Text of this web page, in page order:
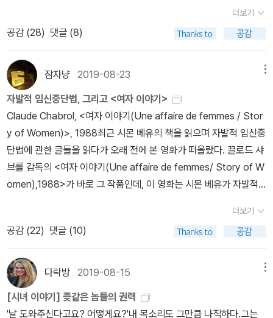
고 머리야!이 책 《앨저넌에게 꽃을》의 주인공 찰리 고든이 32살의 청
년이라니 우리 아들 생각이... 원래 32살이었는데 생일 안지나서 자긴
아직 30살이라고.. 좋단다!도서관에서 빌려 온 책이 잔뜩 밀려있다.
다 읽을 수 있을까? 원래 책은 산 책 중에 읽는거고 빌려 온 책 중에
골라 읽는 거랬다. 무조건 다 읽는건 아니지!《감정의 혼란》슈테판 츠
바이크의 이 책도 재미있으려나...기대를 갖고.《도롱뇽과의 전쟁》얼
마 전 플친님 서재에서 본 책인데 도서관에 있었다. 요즘은 무조건 도
서관 검색부터 실시~~~《시녀 이야기》처음 접하는 마거릿 애트우드
의 책.세상엔 읽어보고 싶은 책이 왜 이리 많은지...열심히 읽고 읽어
도 다 읽지 못하고 가겠지?《어떤 밤은 식물들에 기대어 울었다》내가
좋아하는 식물, 그리고 에세이라서...첫 부분 뒤적이다 덮음.《한자의
풍경》재밌다는 설이 있어서..근데 책 두께 보자마자 호기심 급하락 했
통계가 자꾸 에러 나던데..저만 그런건가요?
에 자리 잡고 싶었던 것은 사실이지만, 그래도 린젠칭과 함께 보금자
리를 꾸미고 있는 시간들이 불만인 건 아니었다. 그렇지만 또다시 춘
고향으로 돌아가 자리잡고 돈을 버는 동안, 여전히 베이징에서 가난
하게 지내는 것은 결코 행복하지 못했다. 린젠칭은 계속 계속 가난해
서 좁은 단칸방에서 사는 자신의 삶이, 성공했다고 거짓말해야 하는
삶이 지겨워졌고 말수가 적어지고 사랑을 표현하는 것도 예전같지 않
다. 가난은 사랑을 이겼다. 그렇게 팡샤오샤오는 떠나버린다.2018년.
베이징으로 돌아가는 비행기 안에서 그들은 우연히 그러니까 아주 오
랜만에 재회한다. 린젠칭은 비즈니스석에 팡샤오샤오는 이코노미 석
에서 짐을 올리다가 마주한다. 또다시 폭설은 내리고 비행기는 출발
들에게 호텔을 제공하는데, 비즈니스석과 이코노미석 승객에게 제공
되는 호텔은 다르고, 린젠칭은 팡샤오샤오를 자기 방에 묵게한다. 그
렇게 그들은 과거의 이야기를 하나씩 둘씩 풀어놓는다. 린젠칭은 말
한다. 그 때, 나는 너랑 자면 우리가 결혼할 줄 알았어, 라고 말했더랬
다. 그 때, 린젠칭은 열심히 컴퓨터 게임을 만들었었고, 그 게임의 스
토리와 주인공 이름은 팡샤오샤오와 함께 정했었다. 남자와 여자가
《성의 변증법》- 슐라미스 파이어스톤2019년 07월 《여성주의 고전
을 읽는다》-고정갑희 外2019년 08월 《시녀이야기》, 《허랜드》-마
거릿 애트우드, 샬롯 퍼킨스 길먼2019년 09월 《시몬 베유의 나의 투
쟁》-시몬 베유2019년 10월~11월 《제2의 성》- 시몬 드 보부아르 2
018년 11월부터 1년간 '여성주의 책 같이읽기'를 진행했고 나는 보부
아르의 《제2의 성》을 완독함으로써 제 때에 마쳤다. 정말이지 놀라운
것은, 내가 매달 해당 도서를 기간 내에 다 읽어냈다는 것. 책읽기를
좋아한다고 해도 위 도서들 중에는 읽어내기 힘든 책들이 무척 많았
다. 성의 변증법은 읽었지만 몇 번을 다시 읽어야 할 것 같고, 제2의성
역시 다시 읽어보고 싶다. 매달 다른 책을 읽고 싶은 욕망을 누르고 숙
제처럼 주어진 이 책들을 읽어낸다는 것은 쉬운 일이 아니었지만, 그
래도 여자가 말을 했으면 지켜야지, 게다가 내가 시작했잖아, 그러니
게으름을 피울 수가 없었다. 나는 진짜 멋진 캐릭터야. 오늘 트윗에서
를 입증하고, 말은 그 사람이 어떤 사람이 되고 싶어 하는지만을 입증
해줄 뿐이다>크- 나는 1년간 충실하게 제 때에 해당도서를 읽어냄으
로써 내가 어떤 사람인지를 입증한것이다. 졸라 멋진 사람인것이야..
내가 했지만, 진짜 멋지다.. 어떻게 세상에 이런 캐릭터가 존재하지?
더보기
공감 (28) 댓글 (8)
잠자냥 2019-08-23
자발적 임신중단법, 그리고 <여자 이야기>
Claude Chabrol, <여자 이야기(Une affaire de femmes / Stor
y of Women)>, 1988최근 시몬 베유의 책을 읽으며 자발적 임신중
단법에 관한 글들을 읽다가 오래 전에 본 영화가 떠올랐다. 끌로드 샤
브롤 감독의 <여자 이야기(Une affaire de femmes/ Story of W
omen),1988>가 바로 그 작품인데, 이 영화는 시몬 베유가 자발적
스의 낙태 현실을 극명하게 보여준다. 때문에 이 영화를 통해서 베유
가 언급했던, 낙태가 불법이라 고통 아래 신음할 수밖에 없었던 여성
들의 삶을 지켜볼 수 있다. 영화가 시작한 후 중반까지는 평범한 어느
여성의 삶이 잔잔히 그려진다. 그런데 중반 이후 이야기가 격하게 흐
르더니 영화 끝 무렵에는 충격적인 반전과 함께 관객의 뒤통수를 때
리는 결말로 끝을 맺는다. 더욱이 이 영화는 실존 인물의 삶을 그렸다
더보기
공감 (22) 댓글 (10)
다락방 2019-08-15
[시녀 이야기] 좆같은 놈들의 권력
'날 도와주신다고요? 어떻게요?'내 목소리도 그만큼 나직하다.그는